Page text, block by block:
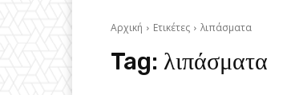
Αρχική Ετικέτες λιπάσματα
Tag: λιπάσματα